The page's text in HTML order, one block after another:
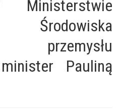
przemysłu
Pauliną